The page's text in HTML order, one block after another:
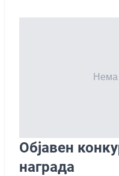
Објавен
награда